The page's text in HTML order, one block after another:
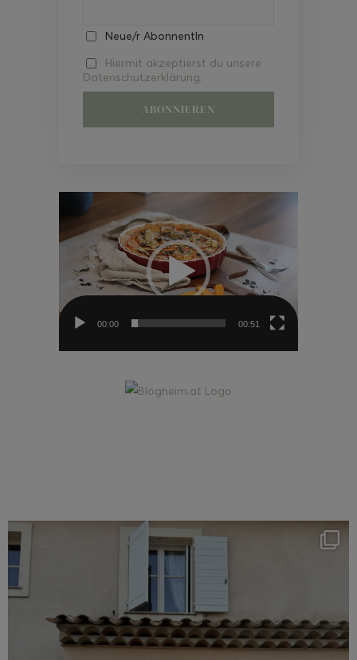
Neue/r AbonnentIn
Hiermit akzeptierst du unsere
Datenschutzerklärung.
Video-
00:00 00:51